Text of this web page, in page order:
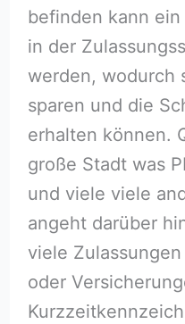
befinden kann
in der
werden, wodurch
sparen und die
erhalten können.
große Stadt was
und viele viele
angeht darüber
viele
oder